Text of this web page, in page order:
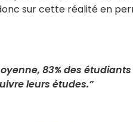
sur cette réalité en
83% des
leurs études.”